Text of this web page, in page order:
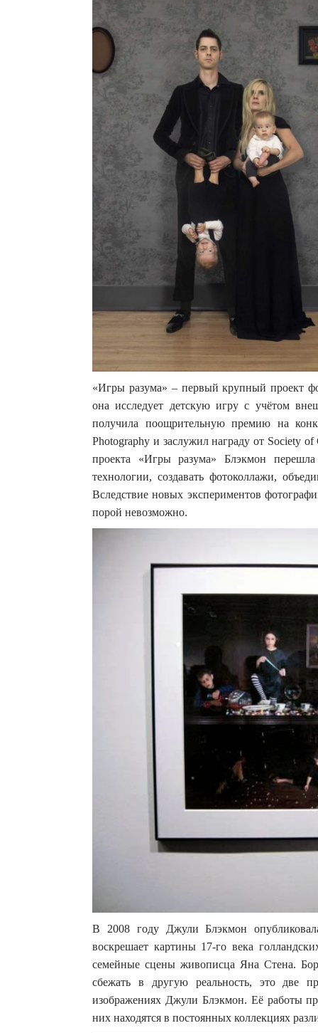
«Игры разума» – первый крупный проект
она исследует детскую игру с учётом
получила поощрительную премию на
Photography и заслужил награду от Society
проекта «Игры разума» Блэкмон
технологии, создавать фотоколлажи,
Вследствие новых экспериментов
порой невозможно.
В 2008 году Джули Блэкмон
воскрешает картины 17-го века
семейные сцены живописца Яна Стена.
сбежать в другую реальность, это две
изображениях Джули Блэкмон. Её работы
них находятся в постоянных коллекциях